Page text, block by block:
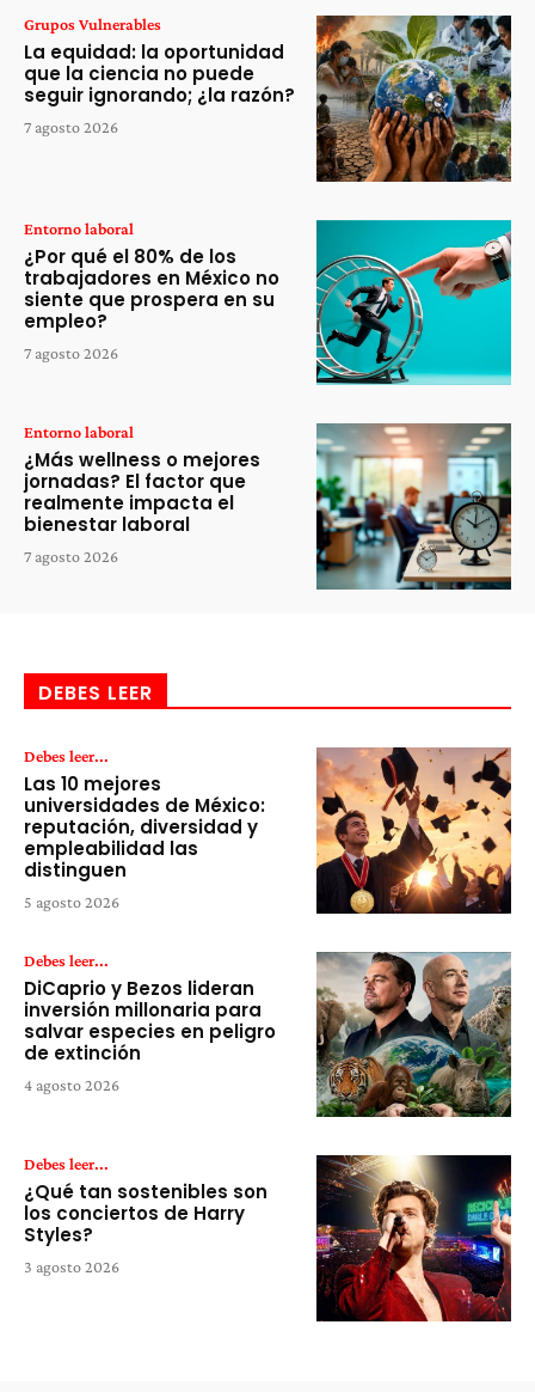
Grupos Vulnerables
La equidad: la oportunidad
que la ciencia no puede
seguir ignorando; ¿la razón?
7 agosto 2026
Entorno laboral
¿Por qué el 80% de los
trabajadores en México no
siente que prospera en su
empleo?
7 agosto 2026
Entorno laboral
¿Más wellness o mejores
jornadas? El factor que
realmente impacta el
bienestar laboral
7 agosto 2026
DEBES LEER
Debes leer...
Las 10 mejores
universidades de México:
reputación, diversidad y
empleabilidad las
distinguen
5 agosto 2026
Debes leer...
DiCaprio y Bezos lideran
inversión millonaria para
salvar especies en peligro
de extinción
4 agosto 2026
Debes leer...
¿Qué tan sostenibles son
los conciertos de Harry
Styles?
3 agosto 2026